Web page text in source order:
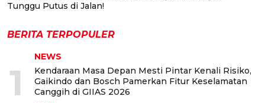
Tunggu Putus di Jalan!
BERITA TERPOPULER
1
NEWS
Kendaraan Masa Depan Mesti Pintar Kenali Risiko,
Gaikindo dan Bosch Pamerkan Fitur Keselamatan
Canggih di GIIAS 2026